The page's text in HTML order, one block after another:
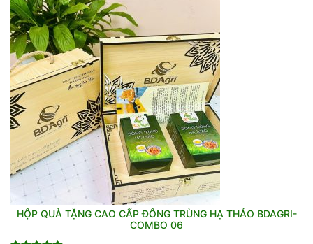
HỘP QUÀ TẶNG CAO CẤP ĐÔNG TRÙNG HẠ THẢO BDAGRI-
COMBO 06